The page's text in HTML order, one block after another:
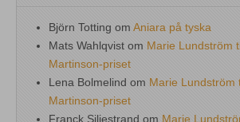
Björn Totting om Aniara på tyska
Mats Wahlqvist om Marie Lundström
Martinson-priset
Lena Bolmelind om Marie Lundström
Martinson-priset
Franck Siljestrand om Marie